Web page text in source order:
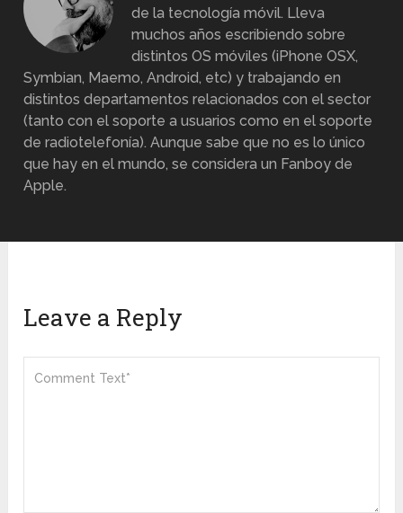
de la tecnología móvil. Lleva
muchos años escribiendo sobre
distintos OS móviles (iPhone OSX,
Symbian, Maemo, Android, etc) y trabajando en
distintos departamentos relacionados con el sector
(tanto con el soporte a usuarios como en el soporte
de radiotelefonía). Aunque sabe que no es lo único
que hay en el mundo, se considera un Fanboy de
Apple.
Leave a Reply